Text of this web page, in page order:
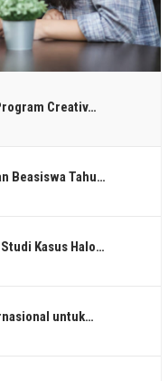
Creativ…
Beasiswa Tahu…
Kasus Halo…
untuk…